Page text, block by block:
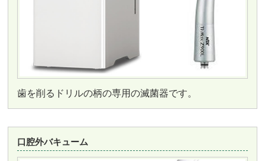
歯を削るドリルの柄の専用の滅菌器です。
口腔外バキューム